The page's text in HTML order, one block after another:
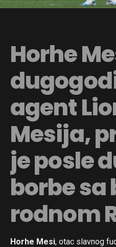
Horhe
agent
Mesija,
je posle
borbe sa
rodnom
Horhe Mesi, otac slavnog